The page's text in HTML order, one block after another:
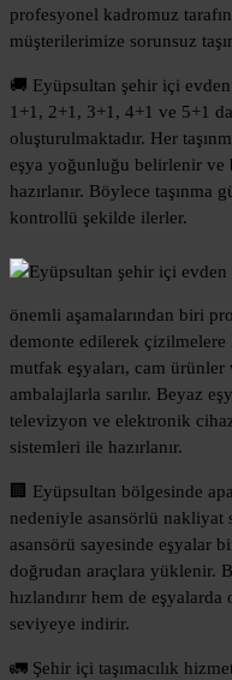
profesyonel kadromuz
müşterilerimize sorunsuz
🚚 Eyüpsultan şehir içi
1+1, 2+1, 3+1, 4+1 ve 5+1
oluşturulmaktadır. Her
eşya yoğunluğu belirlenir ve
hazırlanır. Böylece taşınma
kontrollü şekilde ilerler.
önemli aşamalarından biri
demonte edilerek çizilmelere
mutfak eşyaları, cam
ambalajlarla sarılır. Beyaz
televizyon ve elektronik
sistemleri ile hazırlanır.
🏢 Eyüpsultan bölgesinde
nedeniyle asansörlü nakliyat
asansörü sayesinde eşyalar
doğrudan araçlara yüklenir.
hızlandırır hem de
seviyeye indirir.
🚛 Şehir içi taşımacılık